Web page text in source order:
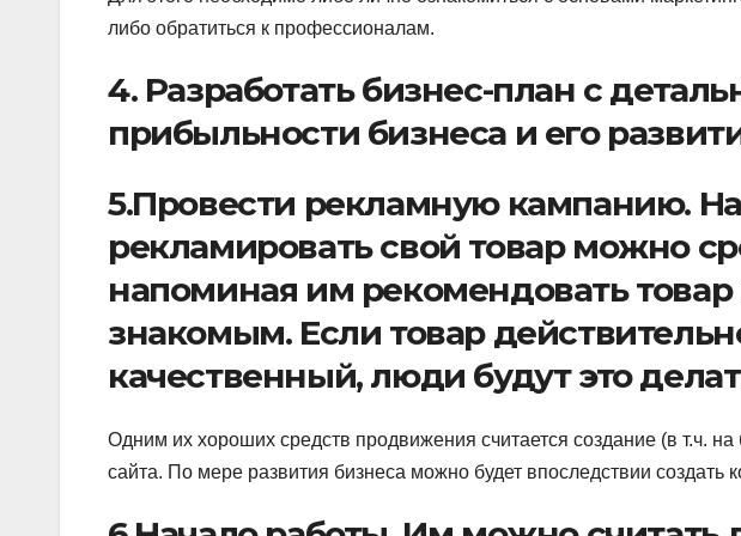
либо обратиться к профессионалам.
4. Разработать бизнес-план с
прибыльности бизнеса и его
5.Провести рекламную кампанию.
рекламировать свой товар можно
напоминая им рекомендовать
знакомым. Если товар
качественный, люди будут это
Одним их хороших средств продвижения считается создание (в т.ч.
сайта. По мере развития бизнеса можно будет впоследствии создать